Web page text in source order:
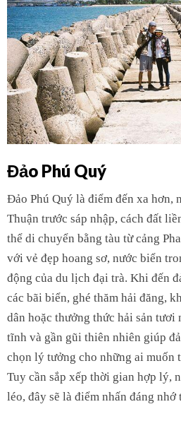
Đảo Phú Quý
Đảo Phú Quý là điểm đến xa hơn,
Thuận trước sáp nhập, cách đất
thể di chuyển bằng tàu từ cảng
với vẻ đẹp hoang sơ, nước biển
động của du lịch đại trà. Khi đến
các bãi biển, ghé thăm hải đăng,
dân hoặc thưởng thức hải sản tươi
tĩnh và gần gũi thiên nhiên giúp
chọn lý tưởng cho những ai muốn
Tuy cần sắp xếp thời gian hợp lý,
léo, đây sẽ là điểm nhấn đáng